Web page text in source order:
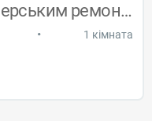
Однокімнатна з дизайнерським ремонтом
• 1 кімната